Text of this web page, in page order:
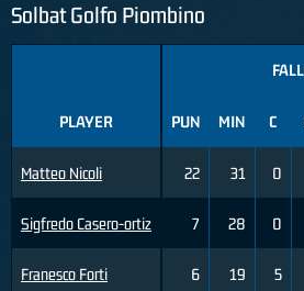
Solbat Golfo Piombino
PLAYER
Matteo Nicoli
Sigfredo Casero-ortiz
Franesco Forti
PUN MIN C
22 31 0
7 28 0
6 19 5